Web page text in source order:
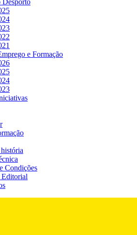
e Formação
Condições
Editorial